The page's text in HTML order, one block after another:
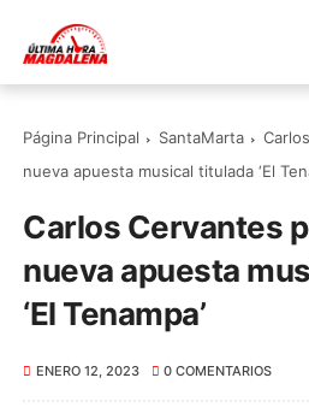
Página Principal SantaMarta
nueva apuesta musical titulada ‘El
Carlos Cervantes
nueva apuesta
‘El Tenampa’
ENERO 12, 2023 0 COMENTARIOS